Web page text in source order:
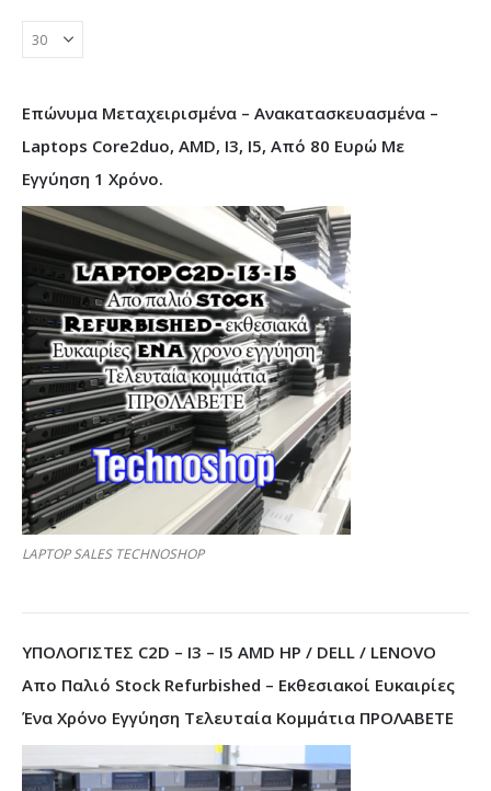
Επώνυμα Μεταχειρισμένα – Ανακατασκευασμένα –
Laptops Core2duo, AMD, I3, I5, Από 80 Ευρώ Με
Εγγύηση 1 Χρόνο.
LAPTOP SALES TECHNOSHOP
ΥΠΟΛΟΓΙΣΤΕΣ C2D – I3 – I5 AMD HP / DELL / LENOVO
Απο Παλιό Stock Refurbished – Εκθεσιακοί Ευκαιρίες
Ένα Χρόνο Εγγύηση Τελευταία Κομμάτια ΠΡΟΛΑΒΕΤΕ